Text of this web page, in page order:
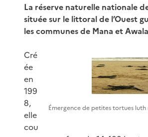
La réserve naturelle nationale
située sur le littoral de l’Ouest
les communes de Mana et
Émergence de petites tortues
Cré
ée
en
199
8,
elle
cou